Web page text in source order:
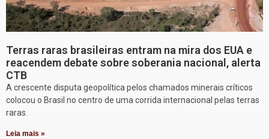
Terras raras brasileiras entram na mira dos EUA e
reacendem debate sobre soberania nacional, alerta
CTB
A crescente disputa geopolítica pelos chamados minerais críticos
colocou o Brasil no centro de uma corrida internacional pelas terras
raras.
Leia mais »